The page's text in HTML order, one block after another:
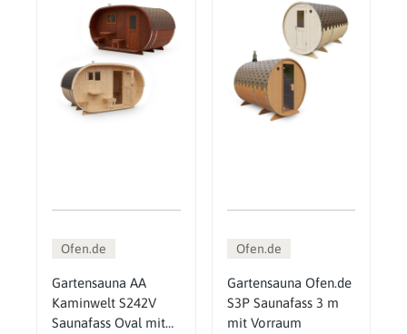
Ofen.de
Gartensauna AA
Kaminwelt S242V
Saunafass Oval mit
Ofen.de
Gartensauna Ofen.de
S3P Saunafass 3 m
mit Vorraum